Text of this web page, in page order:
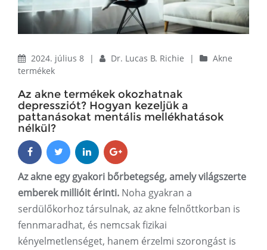
2024. július 8 | Dr. Lucas B. Richie |
Akne
termékek
Az akne termékek okozhatnak
depressziót? Hogyan kezeljük a
pattanásokat mentális mellékhatások
nélkül?
Az akne egy gyakori bőrbetegség, amely világszerte
emberek millióit érinti. Noha gyakran a
serdülőkorhoz társulnak, az akne felnőttkorban is
fennmaradhat, és nemcsak fizikai
kényelmetlenséget, hanem érzelmi szorongást is